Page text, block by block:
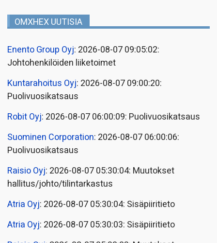
OMXHEX UUTISIA
Enento Group Oyj: 2026-08-07 09:05:02:
Johtohenkilöiden liiketoimet
Kuntarahoitus Oyj: 2026-08-07 09:00:20:
Puolivuosikatsaus
Robit Oyj: 2026-08-07 06:00:09: Puolivuosikatsaus
Suominen Corporation: 2026-08-07 06:00:06:
Puolivuosikatsaus
Raisio Oyj: 2026-08-07 05:30:04: Muutokset
hallitus/johto/tilintarkastus
Atria Oyj: 2026-08-07 05:30:04: Sisäpiiritieto
Atria Oyj: 2026-08-07 05:30:03: Sisäpiiritieto